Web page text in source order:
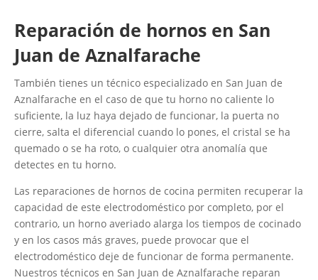
Reparación de hornos en San
Juan de Aznalfarache
También tienes un técnico especializado en San Juan de
Aznalfarache en el caso de que tu horno no caliente lo
suficiente, la luz haya dejado de funcionar, la puerta no
cierre, salta el diferencial cuando lo pones, el cristal se ha
quemado o se ha roto, o cualquier otra anomalía que
detectes en tu horno.
Las reparaciones de hornos de cocina permiten recuperar la
capacidad de este electrodoméstico por completo, por el
contrario, un horno averiado alarga los tiempos de cocinado
y en los casos más graves, puede provocar que el
electrodoméstico deje de funcionar de forma permanente.
Nuestros técnicos en San Juan de Aznalfarache reparan